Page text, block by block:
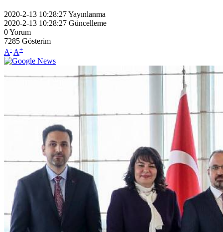
2020-2-13 10:28:27Yayınlanma
2020-2-13 10:28:27 Güncelleme
0Yorum
7285 Gösterim
A- A+